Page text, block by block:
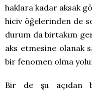
haklara kadar aksak
hiciv öğelerinden de
durum da birtakım
aks etmesine olanak
bir fenomen olma
Bir de şu açıdan